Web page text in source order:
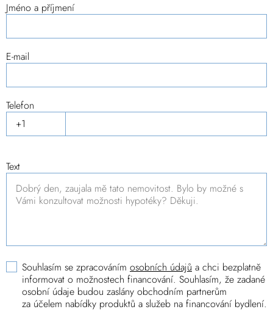
Jméno a příjmení
E-mail
Telefon
Text
Souhlasím se zpracováním osobních údajů a chci bezplatně
informovat o možnostech financování. Souhlasím, že zadané
osobní údaje budou zaslány obchodním partnerům
za účelem nabídky produktů a služeb na financování bydlení.